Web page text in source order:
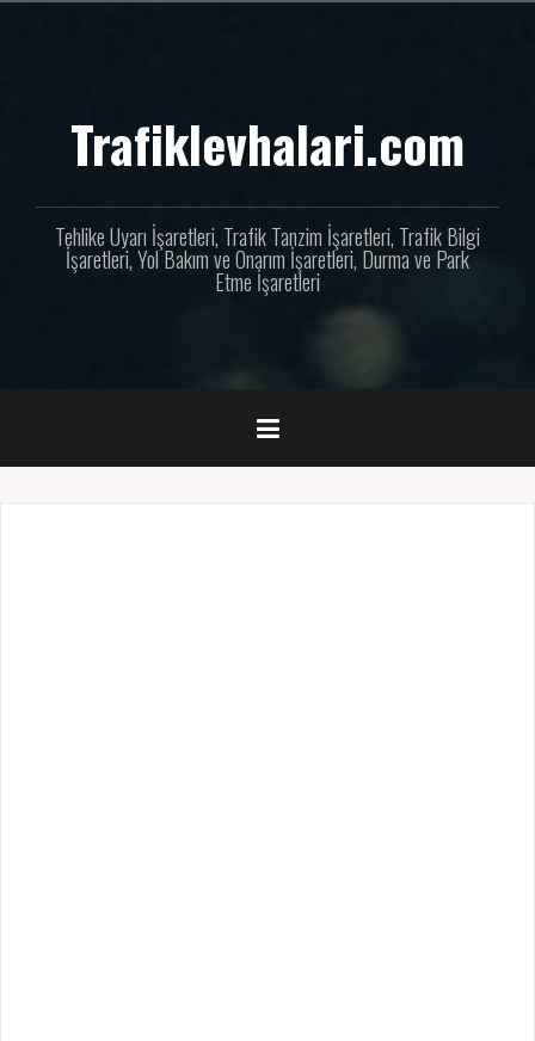
Trafiklevhalari.com
Tehlike Uyarı İşaretleri, Trafik Tanzim İşaretleri, Trafik Bilgi
İşaretleri, Yol Bakım ve Onarım İşaretleri, Durma ve Park
Etme İşaretleri